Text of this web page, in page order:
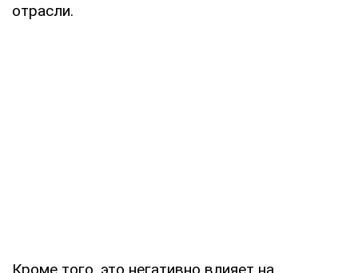
отрасли.
Кроме того, это негативно влияет на